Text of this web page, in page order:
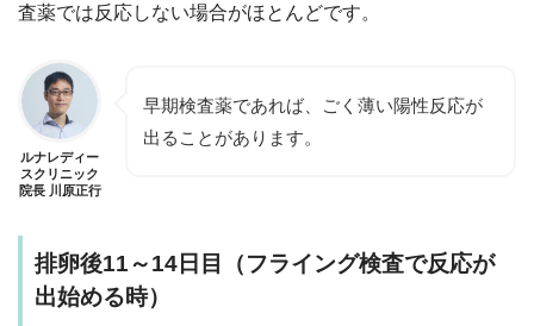
査薬では反応しない場合がほとんどです。
ルナレディー
スクリニック
院長 川原正行
早期検査薬であれば、ごく薄い陽性反応が
出ることがあります。
排卵後11～14日目（フライング検査で反応が
出始める時）